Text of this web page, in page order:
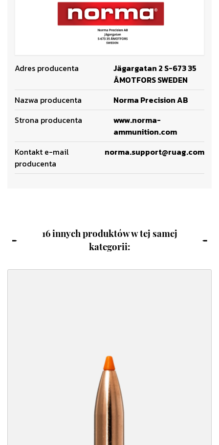
Adres producenta
Jägargatan 2 S-673 35
ÅMOTFORS SWEDEN
Nazwa producenta
Norma Precision AB
Strona producenta
www.norma-
ammunition.com
Kontakt e-mail
producenta
norma.support@ruag.com
16 innych produktów w tej samej
kategorii: